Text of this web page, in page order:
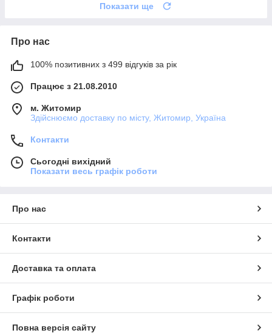
Показати ще
Про нас
100% позитивних з 499 відгуків за рік
Працює з 21.08.2010
м. Житомир
Здійснюємо доставку по місту, Житомир, Україна
Контакти
Сьогодні вихідний
Показати весь графік роботи
Про нас
Контакти
Доставка та оплата
Графік роботи
Повна версія сайту